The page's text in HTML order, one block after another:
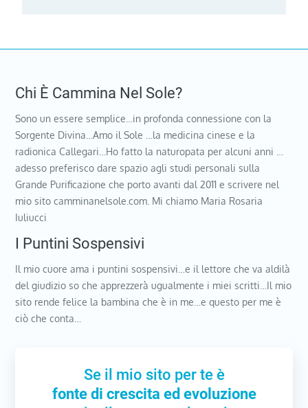
Chi È Cammina Nel Sole?
Sono un essere semplice…in profonda connessione con la
Sorgente Divina…Amo il Sole …la medicina cinese e la
radionica Callegari…Ho fatto la naturopata per alcuni anni …
adesso preferisco dare spazio agli studi personali sulla
Grande Purificazione che porto avanti dal 2011 e scrivere nel
mio sito camminanelsole.com. Mi chiamo Maria Rosaria
Iuliucci
I Puntini Sospensivi
Il mio cuore ama i puntini sospensivi…e il lettore che va aldilà
del giudizio so che apprezzerà ugualmente i miei scritti…Il mio
sito rende felice la bambina che è in me…e questo per me è
ciò che conta…
Se il mio sito per te è
fonte di crescita ed evoluzione